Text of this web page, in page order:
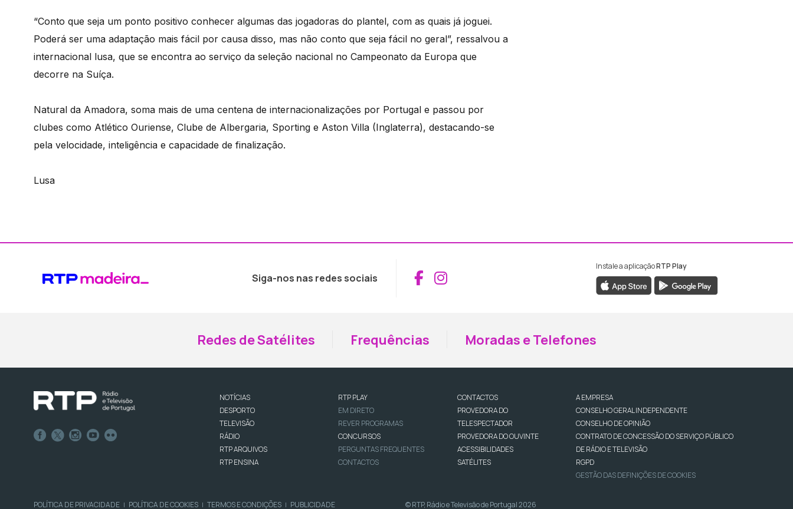
“Conto que seja um ponto positivo conhecer algumas das jogadoras do plantel, com as quais já joguei.
Poderá ser uma adaptação mais fácil por causa disso, mas não conto que seja fácil no geral”, ressalvou a
internacional lusa, que se encontra ao serviço da seleção nacional no Campeonato da Europa que
decorre na Suíça.
Natural da Amadora, soma mais de uma centena de internacionalizações por Portugal e passou por
clubes como Atlético Ouriense, Clube de Albergaria, Sporting e Aston Villa (Inglaterra), destacando-se
pela velocidade, inteligência e capacidade de finalização.
Lusa
Siga-nos nas redes sociais Aceder ao Facebook da RTP Madeira
Aceder ao Instagram da RTP Madeira
Instale a aplicaçãoRTP Play
Redes de Satélites Frequências Moradas e Telefones
NOTÍCIAS
DESPORTO
TELEVISÃO
RÁDIO
RTP ARQUIVOS
RTP ENSINA
RTP PLAY
EM DIRETO
REVER PROGRAMAS
CONCURSOS
PERGUNTAS FREQUENTES
CONTACTOS
CONTACTOS
PROVEDORA DO
TELESPECTADOR
PROVEDORA DO OUVINTE
ACESSIBILIDADES
SATÉLITES
A EMPRESA
CONSELHO GERAL INDEPENDENTE
CONSELHO DE OPINIÃO
CONTRATO DE CONCESSÃO DO SERVIÇO PÚBLICO
DE RÁDIO E TELEVISÃO
RGPD
GESTÃO DAS DEFINIÇÕES DE COOKIES
POLÍTICA DE PRIVACIDADE | POLÍTICA DE COOKIES | TERMOS E CONDIÇÕES | PUBLICIDADE © RTP, Rádio e Televisão de Portugal 2026